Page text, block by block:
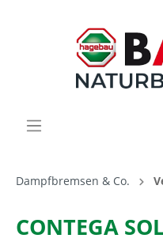
Dampfbremsen & Co.
CONTEGA